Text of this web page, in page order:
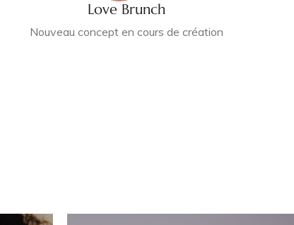
Love Brunch
Nouveau concept en cours de création